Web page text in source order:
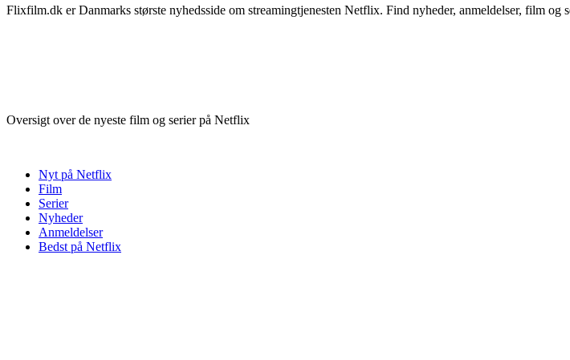
Flixfilm.dk er Danmarks største nyhedsside om streamingtjenesten Netflix. Find nyheder, anmeldelser, film og
Oversigt over de nyeste film og serier på Netflix
Nyt på Netflix
Film
Serier
Nyheder
Anmeldelser
Bedst på Netflix